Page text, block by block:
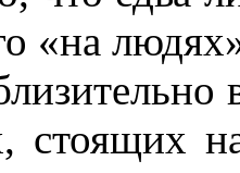
«на
в
стоящих